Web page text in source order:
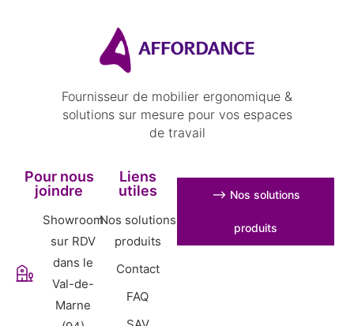
Fournisseur de mobilier ergonomique &
solutions sur mesure pour vos espaces
de travail
Pour nous
joindre
Showroom
sur RDV
dans le
Val-de-
Marne
Liens
utiles
Nos solutions
produits
Contact
FAQ
⟶ Nos solutions
produits